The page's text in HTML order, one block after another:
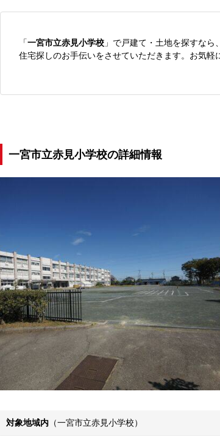
「一宮市立赤見小学校 」で戸建て・土地を探すな
住宅探しのお手伝いをさせていただきます。お気軽
一宮市立赤見小学校の詳細情報
対象地域内 （一宮市立赤見小学校）